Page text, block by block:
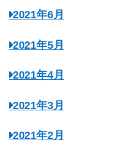
2021年6月
2021年5月
2021年4月
2021年3月
2021年2月